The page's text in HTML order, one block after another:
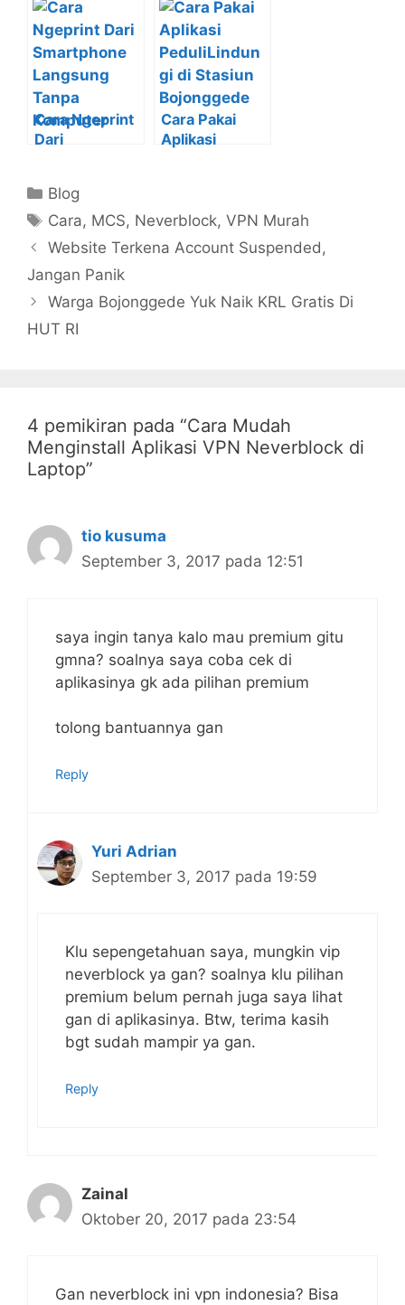
Neverblock di
Smartphone
Android
Android
Cara Ngeprint
Dari
Tanpa
Komputer
Cara Pakai
Aplikasi
Kategori
Blog
Tag
Cara, MCS, Neverblock,VPN Murah
Website Terkena Account Suspended,
Jangan Panik
Warga Bojonggede Yuk Naik KRL Gratis Di
HUT RI
4 pemikiran pada “Cara Mudah
Menginstall Aplikasi VPN Neverblock di
Laptop”
tio kusuma
September 3, 2017 pada 12:51
saya ingin tanya kalo mau premium gitu
gmna? soalnya saya coba cek di
aplikasinya gk ada pilihan premium
tolong bantuannya gan
Reply
Yuri Adrian
September 3, 2017 pada 19:59
Klu sepengetahuan saya, mungkin vip
neverblock ya gan? soalnya klu pilihan
premium belum pernah juga saya lihat
gan di aplikasinya. Btw, terima kasih
bgt sudah mampir ya gan.
Reply
Zainal
Oktober 20, 2017 pada 23:54
Gan neverblock ini vpn indonesia? Bisa